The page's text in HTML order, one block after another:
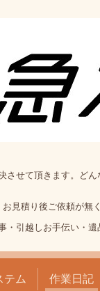
せて頂きます。どん
積り後ご依頼が無
引越しお手伝い・
テム 作業日記